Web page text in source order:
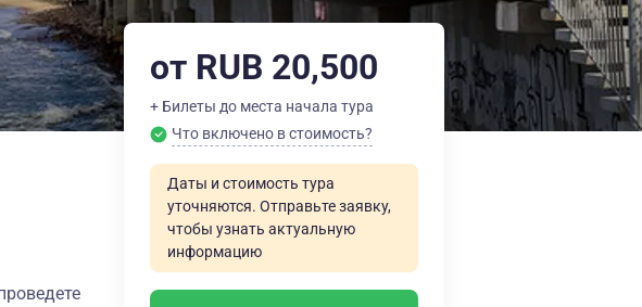
от RUB 20,500
+ Билеты до места начала тура
Что включено в стоимость?
Даты и стоимость тура
уточняются. Отправьте заявку,
чтобы узнать актуальную
информацию